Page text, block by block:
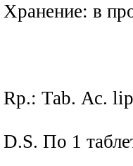
Хранение: в
Rр.: Таb. Ас.
D.S. По 1